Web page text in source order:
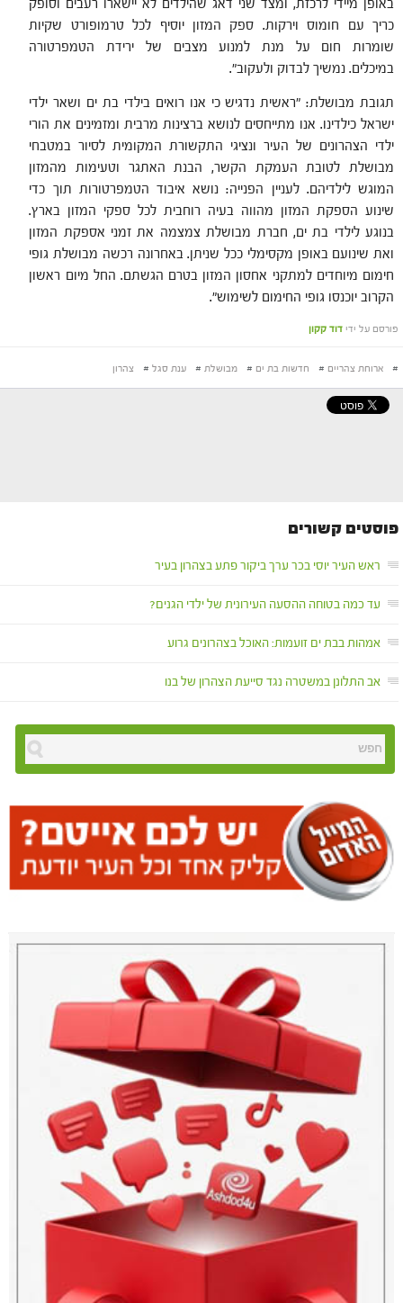
באופן מיידי לרכזת, ומצד שני דאג שהילדים לא יישארו רעבים וסופק
כריך עם חומוס וירקות. ספק המזון יוסיף לכל טרמופורט שקיות
שומרות חום על מנת למנוע מצבים של ירידת הטמפרטורה
במיכלים. נמשיך לבדוק ולעקוב".
תגובת מבושלת: "ראשית נדגיש כי אנו רואים בילדי בת ים ושאר ילדי
ישראל כילדינו. אנו מתייחסים לנושא ברצינות מרבית ומזמינים את הורי
ילדי הצהרונים של העיר ונציגי התקשורת המקומית לסיור במטבחי
מבושלת לטובת העמקת הקשר, הבנת האתגר וטעימות מהמזון
המוגש לילדיהם. לעניין הפנייה: נושא איבוד הטמפרטורות תוך כדי
שינוע הספקת המזון מהווה בעיה רוחבית לכל ספקי המזון בארץ.
בנוגע לילדי בת ים, חברת מבושלת צמצמה את זמני אספקת המזון
ואת שינועם באופן מקסימלי ככל שניתן. באחרונה רכשה מבושלת גופי
חימום מיוחדים למתקני אחסון המזון בטרם הגשתם. החל מיום ראשון
הקרוב יוכנסו גופי החימום לשימוש".
פורסם על ידי דוד קקון
# ארוחת צהריים # חדשות בת ים # מבושלת # ענת סגל # צהרון
פוסטים קשורים
ראש העיר יוסי בכר ערך ביקור פתע בצהרון בעיר
עד כמה בטוחה ההסעה העירונית של ילדי הגנים?
אמהות בבת ים זועמות: האוכל בצהרונים גרוע
אב התלונן במשטרה נגד סייעת הצהרון של בנו